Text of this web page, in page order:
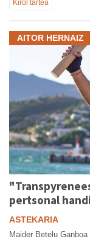
Kirol tartea
AITOR HERNAIZ
pertsonal
ASTEKARIA
Maider Betelu Ganboa